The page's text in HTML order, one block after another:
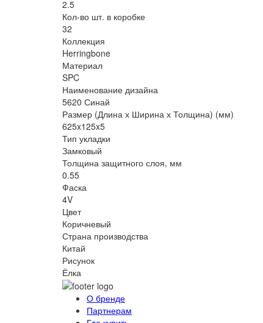
2.5
Кол-во шт. в коробке
32
Коллекция
Herringbone
Материал
SPC
Наименование дизайна
5620 Синай
Размер (Длина х Ширина х Толщина) (мм)
625x125x5
Тип укладки
Замковый
Толщина защитного слоя, мм
0.55
Фаска
4V
Цвет
Коричневый
Страна производства
Китай
Рисунок
Ёлка
О бренде
Партнерам